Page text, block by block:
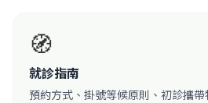
🧭
就診指南
預約方式、掛號等候原則、初診攜帶